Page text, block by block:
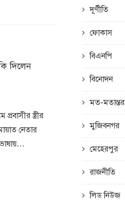
দিলেন
স্ত্রীর
নেতার
দূর্ণীতি
ফোকাস
বিএনপি
বিনোদন
মত-মতান্তর
মুজিবনগর
মেহেরপুর
রাজনীতি
লিড নিউজ